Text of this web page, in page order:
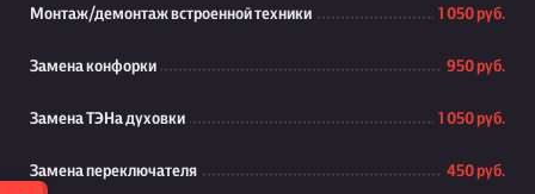
Монтаж/демонтаж встроенной техники 1 050 руб.
Замена конфорки 950 руб.
Замена ТЭНа духовки 1 050 руб.
Замена переключателя 450 руб.